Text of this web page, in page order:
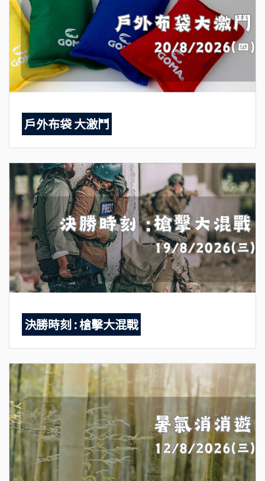
戶外布袋 大激鬥
決勝時刻 : 槍擊大混戰